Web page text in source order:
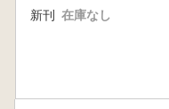
新刊 在庫なし